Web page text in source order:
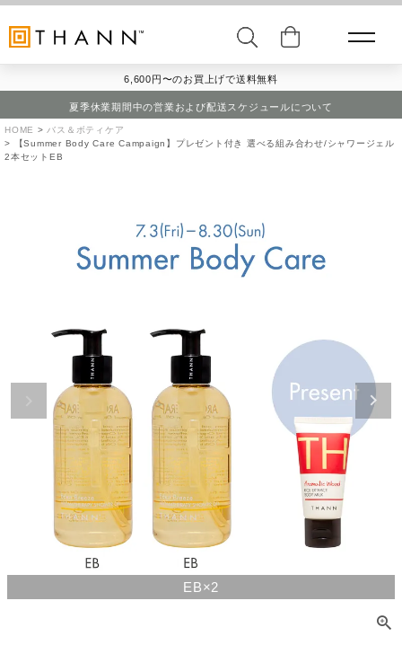
6,600円〜のお買上げで送料無料
夏季休業期間中の営業および配送スケジュールについて
HOME
バス＆ボティケア
【Summer Body Care Campaign】プレゼント付き 選べる組み合わせ/シャワージェル
2本セットEB
EB×2